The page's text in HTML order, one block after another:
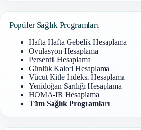
Popüler Sağlık Programları
Hafta Hafta Gebelik Hesaplama
Ovulasyon Hesaplama
Persentil Hesaplama
Günlük Kalori Hesaplama
Vücut Kitle İndeksi Hesaplama
Yenidoğan Sarılığı Hesaplama
HOMA-IR Hesaplama
Tüm Sağlık Programları